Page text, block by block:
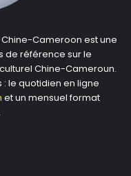
Cameroon est une
référence sur le
Chine-Cameroun.
: le quotidien en ligne
et un mensuel format